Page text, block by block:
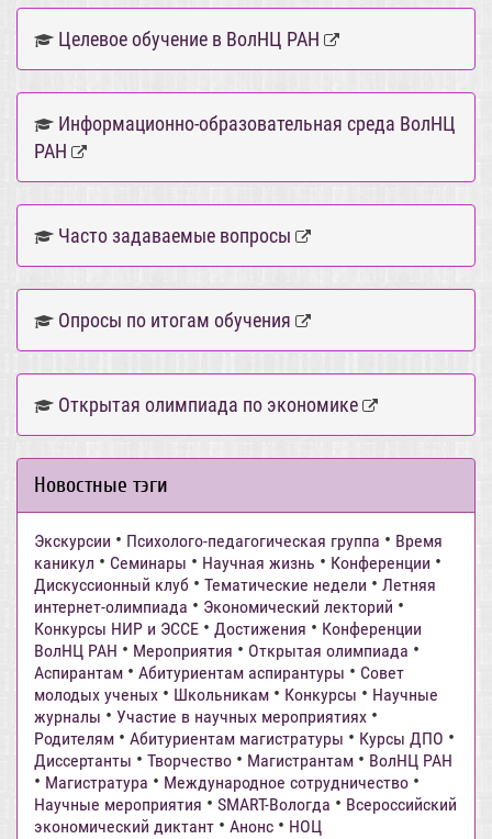
Целевое обучение в ВолНЦ РАН
Информационно-образовательная среда ВолНЦ
РАН
Часто задаваемые вопросы
Опросы по итогам обучения
Открытая олимпиада по экономике
Новостные тэги
Экскурсии • Психолого-педагогическая группа • Время
каникул • Семинары • Научная жизнь • Конференции •
Дискуссионный клуб • Тематические недели • Летняя
интернет-олимпиада • Экономический лекторий •
Конкурсы НИР и ЭССЕ • Достижения • Конференции
ВолНЦ РАН • Мероприятия • Открытая олимпиада •
Аспирантам • Абитуриентам аспирантуры • Совет
молодых ученых • Школьникам • Конкурсы • Научные
журналы • Участие в научных мероприятиях •
Родителям • Абитуриентам магистратуры • Курсы ДПО •
Диссертанты • Творчество • Магистрантам • ВолНЦ РАН
• Магистратура • Международное сотрудничество •
Научные мероприятия • SMART-Вологда • Всероссийский
экономический диктант • Анонс • НОЦ